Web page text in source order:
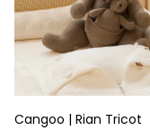
Cangoo | Rian Tricot